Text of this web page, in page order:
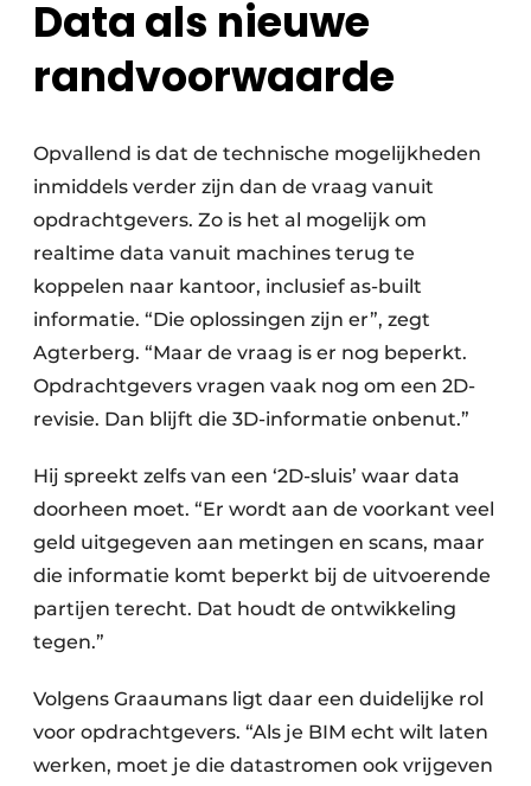
Data als nieuwe
randvoorwaarde
Opvallend is dat de technische mogelijkheden
inmiddels verder zijn dan de vraag vanuit
opdrachtgevers. Zo is het al mogelijk om
realtime data vanuit machines terug te
koppelen naar kantoor, inclusief as-built
informatie. “Die oplossingen zijn er”, zegt
Agterberg. “Maar de vraag is er nog beperkt.
Opdrachtgevers vragen vaak nog om een 2D-
revisie. Dan blijft die 3D-informatie onbenut.”
Hij spreekt zelfs van een ‘2D-sluis’ waar data
doorheen moet. “Er wordt aan de voorkant veel
geld uitgegeven aan metingen en scans, maar
die informatie komt beperkt bij de uitvoerende
partijen terecht. Dat houdt de ontwikkeling
tegen.”
Volgens Graaumans ligt daar een duidelijke rol
voor opdrachtgevers. “Als je BIM echt wilt laten
werken, moet je die datastromen ook vrijgeven